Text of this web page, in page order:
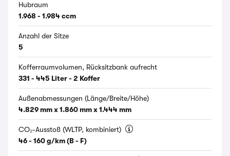
Hubraum
1.968 - 1.984 ccm
Anzahl der Sitze
5
Kofferraumvolumen, Rücksitzbank aufrecht
331 - 445 Liter - 2 Koffer
Außenabmessungen (Länge/Breite/Höhe)
4.829 mm x 1.860 mm x 1.444 mm
CO₂-Ausstoß (WLTP, kombiniert)
46 - 160 g/km (B - F)